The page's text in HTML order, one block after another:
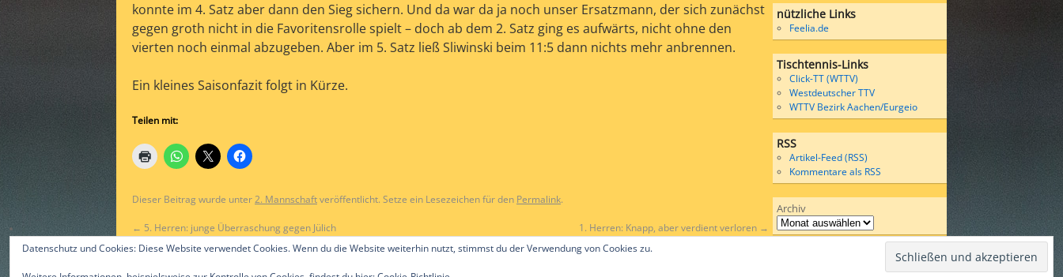
konnte im 4. Satz aber dann den Sieg sichern. Und da war da ja noch unser Ersatzmann, der sich zunächst
gegen groth nicht in die Favoritensrolle spielt – doch ab dem 2. Satz ging es aufwärts, nicht ohne den
vierten noch einmal abzugeben. Aber im 5. Satz ließ Sliwinski beim 11:5 dann nichts mehr anbrennen.
Ein kleines Saisonfazit folgt in Kürze.
Teilen mit:
Dieser Beitrag wurde unter2. Mannschaftveröffentlicht. Setze ein Lesezeichen für den Permalink.
← 5. Herren: junge Überraschung gegen Jülich 1. Herren: Knapp, aber verdient verloren →
nützliche Links
Feelia.de
Tischtennis-Links
Click-TT (WTTV)
Westdeutscher TTV
WTTV Bezirk Aachen/Eurgeio
RSS
Artikel-Feed (RSS)
Kommentare als RSS
Archiv
Wordpress
Datenschutz und Cookies: Diese Website verwendet Cookies. Wenn du die Website weiterhin nutzt, stimmst du der Verwendung von Cookies zu.